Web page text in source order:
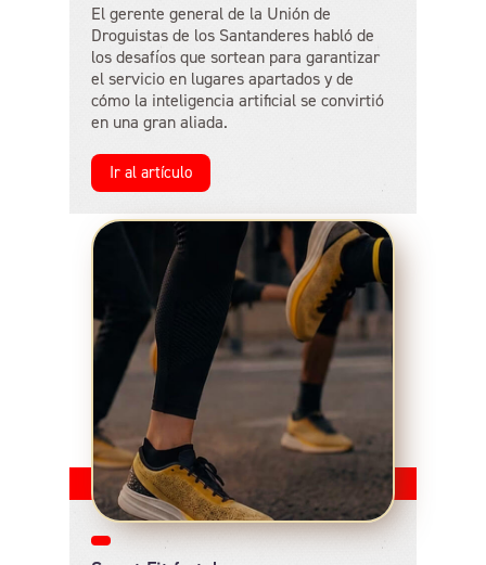
El gerente general de la Unión de
Droguistas de los Santanderes habló de
los desafíos que sortean para garantizar
el servicio en lugares apartados y de
cómo la inteligencia artificial se convirtió
en una gran aliada.
Ir al artículo